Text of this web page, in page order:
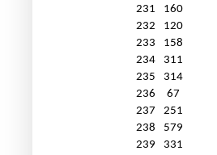
231
160
232
120
233
158
234
311
235
314
236
67
237
251
238
579
239
331